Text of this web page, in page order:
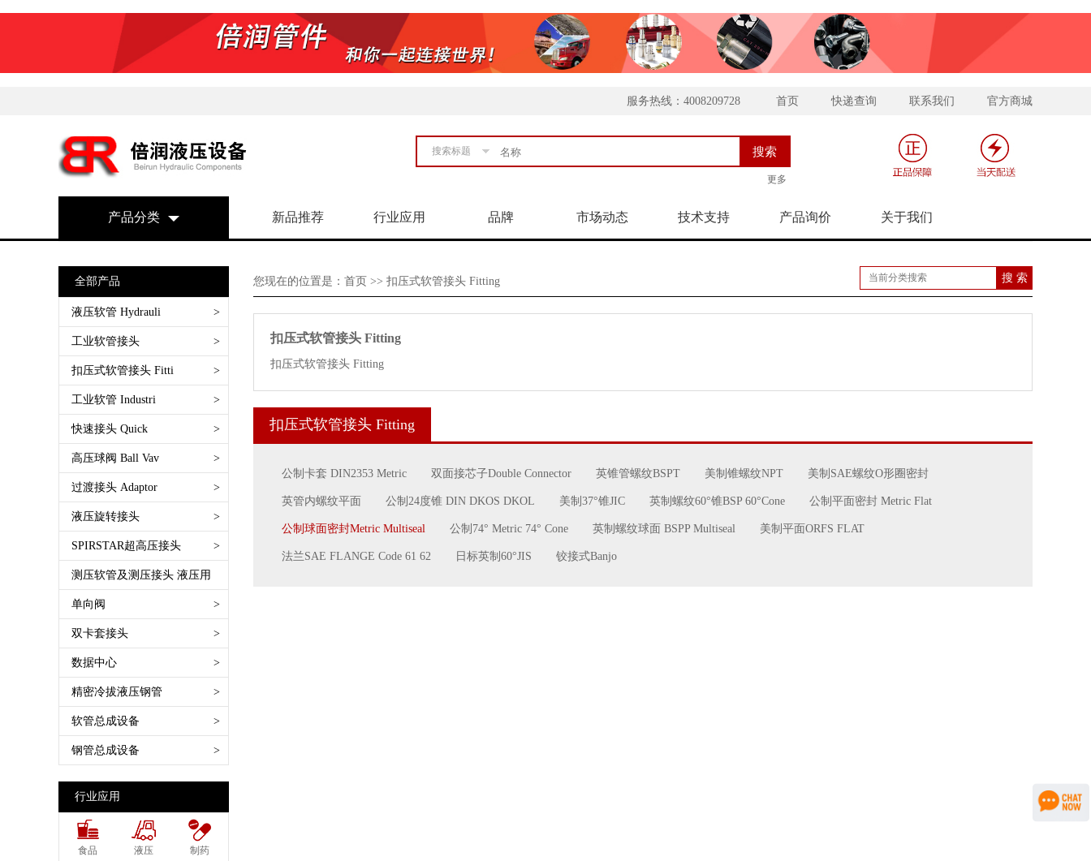
服务热线：4008209728 首页 快递查询 联系我们 官方商城
搜索标题
更多
产品分类 新品推荐 行业应用 品牌 市场动态 技术支持 产品询价 关于我们
全部产品
液压软管 Hydrauli >
SAE 100 R1AT 一层钢丝编织
SAE 100 R2AT 两层钢丝编织
SAE 100 R3 一层纤维编织
SAE 100 R4 耐高温回油软管
SAE 100 R5 线编织外层软管
SAE 100 R6 一层纤维编织软管
SAE 100 R7 树脂管
高压软管油管安全拉网 防脱链 防
崩链
航空液压油管 高压特富龙管
电缆
SAE 100 R8树脂管
SAE 100 R9钢丝缠绕管
SAE 100 R10钢丝缠绕管
SAE 100 R12钢丝缠绕管
SAE 100 R13钢丝缠绕管
SAE 100 R14特氟龙管
SAE 100 R15缠绕管
SAE 100 R17柔软钢丝编织
SAE 100 R18树脂管
SAE 100 R19柔软钢丝编织
工业软管接头 >
维特利唯特利Victaulic沟槽式接头
快插式免扣压免卡箍 Push lok
TW接头 槽罐车接头EN14420-6
DIN28450
安全管夹EN14420-3 DIN2817
德式接管 EN14420-5 DIN2817
德式法兰 EN14420-4 EN1092-
法式接头 Guillemin EN11420-8/NF
E 29572
复合软管接头Composite Hose
Fittting
快速接头 Camlock EN14420-7
DIN2828
自锁式快速接头Autolock Camlock
德式蒸汽接头管夹 EN14423
DIN2826
美式蒸汽接头 Ground Joint
Couplings
管夹DIN20039
布尔接头 鲍尔接头Perrot
扣压式软管接头 Fitti >
公制卡套 DIN2353 Metric
双面接芯子Double Connector
英锥管螺纹BSPT
美制锥螺纹NPT
美制SAE螺纹O形圈密封
英管内螺纹平面
公制24度锥 DIN DKOS DKOL
美制37°锥JIC
英制螺纹60°锥BSP 60°Cone
公制平面密封 Metric Flat
公制球面密封Metric Multiseal
公制74° Metric 74° Cone
英制螺纹球面 BSPP Multiseal
美制平面ORFS FLAT
法兰SAE FLANGE Code 61 62
日标英制60°JIS
工业软管 Industri >
输水软管 绝缘软管Water Hose
Nonconductive Hose
空气及多用途软管 Air and multi-
purpose
焊接软管 Welding Hose
食品医药软管 Food Hose
输油软管 Petrol Hose
矿用软管
油田软管 钻探管
高压清洗管 超高压水管
喷涂和呼吸软管 Paint Spray and
Breathing
塑料物料软管 Plastice Hose
船舶软管 Marine Hose
农用软管 Agriculture Hose
蒸汽管石油气软管 Steam Hose
LPG
化学管橡胶物料软管 Acid
快速接头 Quick >
FASTER速捷快速接头
CEJN希恩
INTEVA因特威 快速接头
RTC快速接头
DNP快速接头
派克快速接头
世伟洛克
高压球阀 Ball Vav >
过渡接头 Adaptor >
公制24度锥 DIN DKOS DKOL
其他公制螺纹接头
英制螺纹60°锥面 BSPP BSPT
美制螺纹JIC NPT ORFS
法兰FLANGE
煤矿用接头
其他接头
液压旋转接头 >
SPIRSTAR超高压接头 >
测压软管及测压接头 液压用
>
单向阀 >
双卡套接头 >
数据中心 >
精密冷拔液压钢管 >
软管总成设备 >
扣压机Crimping Machine
剥胶机Skiving Machine
打码机 套筒打字机
胶管清洗机 Hose Assebly Cleaning
钢管总成设备 >
行业应用
食品 液压 制药
您现在的位置是： 首页 >> 扣压式软管接头 Fitting
扣压式软管接头 Fitting
扣压式软管接头 Fitting
扣压式软管接头 Fitting
公制卡套 DIN2353 Metric 双面接芯子Double Connector 英锥管螺纹BSPT 美制锥螺纹NPT 美制SAE螺纹O形圈密封
英管内螺纹平面 公制24度锥 DIN DKOS DKOL 美制37°锥JIC 英制螺纹60°锥BSP 60°Cone 公制平面密封 Metric Flat
公制球面密封Metric Multiseal 公制74° Metric 74° Cone 英制螺纹球面 BSPP Multiseal 美制平面ORFS FLAT
法兰SAE FLANGE Code 61 62 日标英制60°JIS 铰接式Banjo